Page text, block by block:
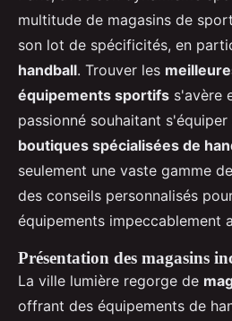
multitude de magasins de
son lot de spécificités, en
handball. Trouver les
équipements sportifs s'avère
passionné souhaitant
boutiques spécialisées de
seulement une vaste gamme
des conseils personnalisés
équipements impeccablement
Présentation des magasins
La ville lumière regorge de
offrant des équipements de